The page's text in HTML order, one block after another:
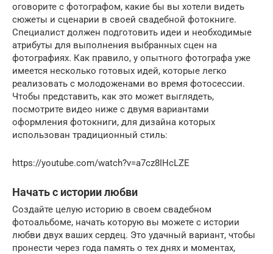
оговорите с фотографом, какие бы вы хотели видеть
сюжеты и сценарии в своей свадебной фотокниге.
Специалист должен подготовить идеи и необходимые
атрибуты для выполнения выбранных сцен на
фотографиях. Как правило, у опытного фотографа уже
имеется несколько готовых идей, которые легко
реализовать с молодоженами во время фотосессии.
Чтобы представить, как это может выглядеть,
посмотрите видео ниже с двумя вариантами
оформления фотокниги, для дизайна которых
использован традиционный стиль:
https://youtube.com/watch?v=a7cz8IHcLZE
Начать с истории любви
Создайте целую историю в своем свадебном
фотоальбоме, начать которую вы можете с истории
любви двух ваших сердец. Это удачный вариант, чтобы
пронести через года память о тех днях и моментах,